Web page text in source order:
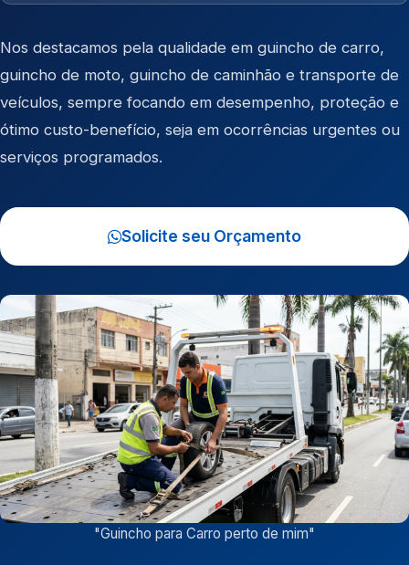
Nos destacamos pela qualidade em guincho de carro,
guincho de moto, guincho de caminhão e transporte de
veículos, sempre focando em desempenho, proteção e
ótimo custo-benefício, seja em ocorrências urgentes ou
serviços programados.
Solicite seu Orçamento
"Guincho para Carro perto de mim"